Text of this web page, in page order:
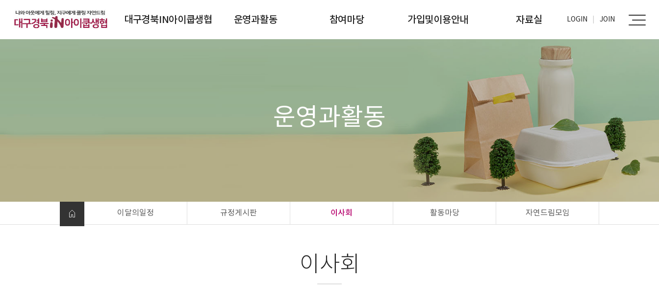
LOGIN JOIN
대구경북IN아이쿱생협 운영과활동
자연드림모임
참여마당
공간대여 신청
가입및이용안내 자료실
운영과활동
이달의일정 규정게시판 이사회 활동마당 자연드림모임
이사회